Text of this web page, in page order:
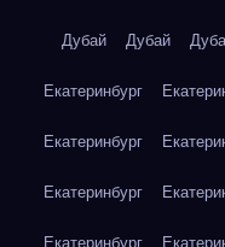
Дубай Дубай
Екатеринбург
Екатеринбург
Екатеринбург
Екатеринбург